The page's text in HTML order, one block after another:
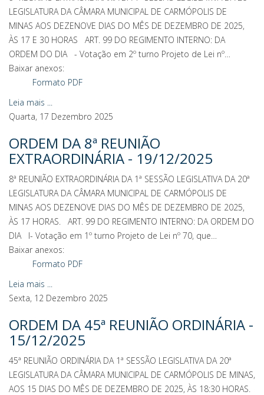
LEGISLATURA DA CÂMARA MUNICIPAL DE CARMÓPOLIS DE
MINAS AOS DEZENOVE DIAS DO MÊS DE DEZEMBRO DE 2025,
ÀS 17 E 30 HORAS ART. 99 DO REGIMENTO INTERNO: DA
ORDEM DO DIA - Votação em 2º turno Projeto de Lei nº…
Baixar anexos:
Formato PDF
Leia mais ...
Quarta, 17 Dezembro 2025
ORDEM DA 8ª REUNIÃO
EXTRAORDINÁRIA - 19/12/2025
8ª REUNIÃO EXTRAORDINÁRIA DA 1ª SESSÃO LEGISLATIVA DA 20ª
LEGISLATURA DA CÂMARA MUNICIPAL DE CARMÓPOLIS DE
MINAS AOS DEZENOVE DIAS DO MÊS DE DEZEMBRO DE 2025,
ÀS 17 HORAS. ART. 99 DO REGIMENTO INTERNO: DA ORDEM DO
DIA I- Votação em 1º turno Projeto de Lei nº 70, que…
Baixar anexos:
Formato PDF
Leia mais ...
Sexta, 12 Dezembro 2025
ORDEM DA 45ª REUNIÃO ORDINÁRIA -
15/12/2025
45ª REUNIÃO ORDINÁRIA DA 1ª SESSÃO LEGISLATIVA DA 20ª
LEGISLATURA DA CÂMARA MUNICIPAL DE CARMÓPOLIS DE MINAS,
AOS 15 DIAS DO MÊS DE DEZEMBRO DE 2025, ÀS 18:30 HORAS.